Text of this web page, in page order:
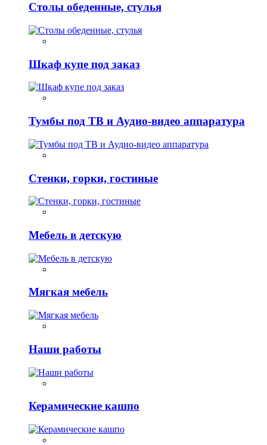
Столы обеденные, стулья
Шкаф купе под заказ
Тумбы под ТВ и Аудио-видео аппаратура
Стенки, горки, гостиные
Мебель в детскую
Мягкая мебель
Наши работы
Керамические кашпо